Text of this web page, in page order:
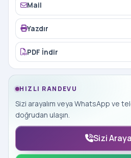
Mail
Yazdır
PDF İndir
HIZLI RANDEVU
Sizi arayalım veya WhatsApp ve
doğrudan ulaşın.
Sizi